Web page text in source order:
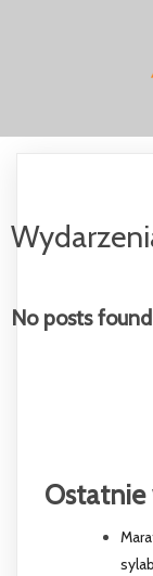
No posts
Ostatnie